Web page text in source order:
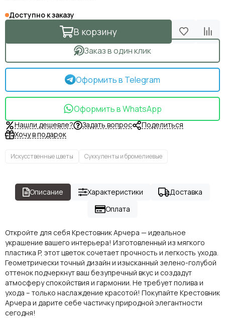
Доступно к заказу
В корзину
Заказ в один клик
Оформить в Telegram
Оформить в WhatsApp
Нашли дешевле? Задать вопрос
Поделиться
Хочу в подарок
Искусственные цветы Суккуленты и бромелиевые
Описание Характеристики
Доставка
Оплата
Откройте для себя Крестовник Арчера — идеальное
украшение вашего интерьера! Изготовленный из мягкого
пластика P, этот цветок сочетает прочность и легкость ухода.
Геометрически точный дизайн и изысканный зелено-голубой
оттенок подчеркнут ваш безупречный вкус и создадут
атмосферу спокойствия и гармонии. Не требует полива и
ухода – только наслаждение красотой! Покупайте Крестовник
Арчера и дарите себе частичку природной элегантности
сегодня!